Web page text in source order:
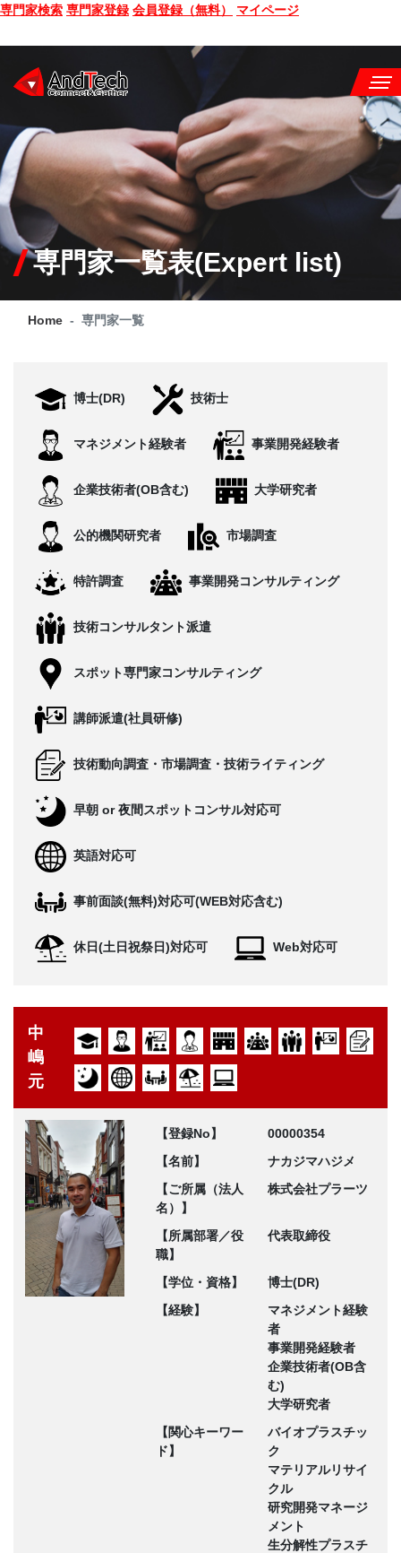
専門家検索 専門家登録 会員登録（無料） マイページ
SEMINAR
BOOK
CONSULTING
SERVICE
Q&A
CONTACT
専門家一覧表(Expert list)
Home 専門家一覧
博士(DR) 技術士
マネジメント経験者 事業開発経験者
企業技術者(OB含む) 大学研究者
公的機関研究者 市場調査
特許調査 事業開発コンサルティング
技術コンサルタント派遣
スポット専門家コンサルティング
講師派遣(社員研修)
技術動向調査・市場調査・技術ライティング
早朝 or 夜間スポットコンサル対応可
英語対応可
事前面談(無料)対応可(WEB対応含む)
休日(土日祝祭日)対応可 Web対応可
中
嶋
元
【登録No】
00000354
【名前】
ナカジマハジメ
【ご所属（法人
名）】
株式会社プラーツ
【所属部署／役
職】
代表取締役
【学位・資格】
博士(DR)
【経験】
マネジメント経験
者
事業開発経験者
企業技術者(OB含
む)
大学研究者
【関心キーワー
ド】
バイオプラスチッ
ク
マテリアルリサイ
クル
研究開発マネージ
メント
生分解性プラスチ